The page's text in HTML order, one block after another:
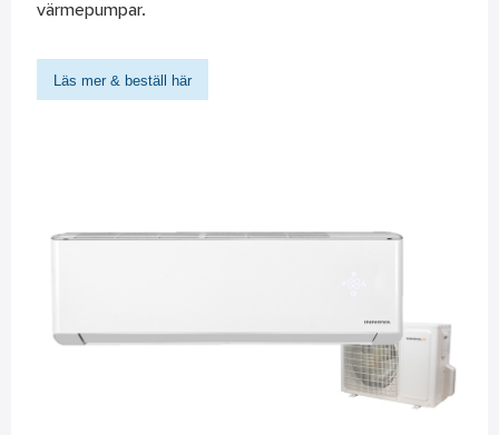
värmepumpar.
Läs mer & beställ här